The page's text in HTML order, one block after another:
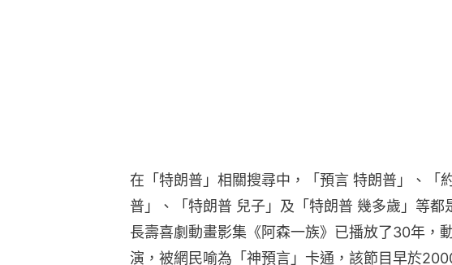
在「特朗普」相關搜尋中，「預言 特朗普」、「
普」、「特朗普 兒子」及「特朗普 幾多歲」等都
長壽喜劇動畫影集《阿森一族》已播放了30年，
演，被網民喻為「神預言」卡通，該節目早於